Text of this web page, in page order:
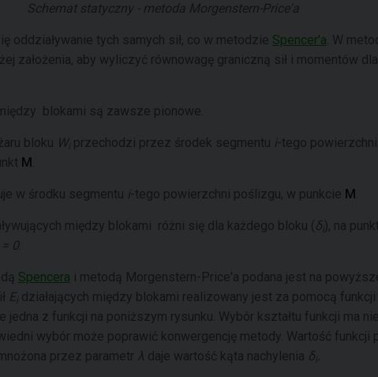
Schemat statyczny - metoda Morgenstern-Price'a
oddziaływanie tych samych sił, co w metodzie Spencer'a . W
założenia, aby wyliczyć równowagę graniczną sił i momentów
blokami są zawsze pionowe.
bloku Wi przechodzi przez środek segmentu i-tego
M
w środku segmentu i-tego powierzchni poślizgu, w punkcie M
między blokami różni się dla każdego bloku ( δi), na
= 0.
Spencera i metodą Morgenstern-Price'a podana jest na
Ei działających między blokami realizowany jest za pomocą
jedna z funkcji na poniższym rysunku. Wybór kształtu funkcji ma
wybór może poprawić konwergencję metody. Wartość funkcji
przez parametr λ daje wartość kąta nachylenia δi